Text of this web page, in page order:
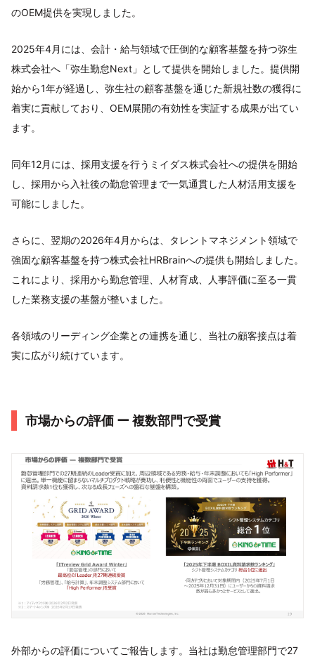
のOEM提供を実現しました。
2025年4月には、会計・給与領域で圧倒的な顧客基盤を持つ弥生
株式会社へ「弥生勤怠Next」として提供を開始しました。提供開
始から1年が経過し、弥生社の顧客基盤を通じた新規社数の獲得に
着実に貢献しており、OEM展開の有効性を実証する成果が出てい
ます。
同年12月には、採用支援を行うミイダス株式会社への提供を開始
し、採用から入社後の勤怠管理まで一気通貫した人材活用支援を
可能にしました。
さらに、翌期の2026年4月からは、タレントマネジメント領域で
強固な顧客基盤を持つ株式会社HRBrainへの提供も開始しました。
これにより、採用から勤怠管理、人材育成、人事評価に至る一貫
した業務支援の基盤が整いました。
各領域のリーディング企業との連携を通じ、当社の顧客接点は着
実に広がり続けています。
市場からの評価 ー 複数部門で受賞
外部からの評価についてご報告します。当社は勤怠管理部門で27